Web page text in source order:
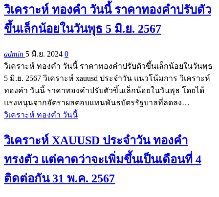
วิเคราะห์ ทองคำ วันนี้ ราคาทองคำปรับตัว
ขึ้นเล็กน้อยในวันพุธ 5 มิ.ย. 2567
admin 5 มิ.ย. 2024 0
วิเคราะห์ ทองคำ วันนี้ ราคาทองคำปรับตัวขึ้นเล็กน้อยในวันพุธ
5 มิ.ย. 2567 วิเคราะห์ xauusd ประจำวัน แนวโน้มการ วิเคราะห์
ทองคำ วันนี้ ราคาทองคำปรับตัวขึ้นเล็กน้อยในวันพุธ โดยได้
แรงหนุนจากอัตราผลตอบแทนพันธบัตรรัฐบาลที่ลดลง…
วิเคราะห์ ทองคำ วันนี้
วิเคราะห์ XAUUSD ประจำวัน ทองคำ
ทรงตัว แต่คาดว่าจะเพิ่มขึ้นเป็นเดือนที่ 4
ติดต่อกัน 31 พ.ค. 2567